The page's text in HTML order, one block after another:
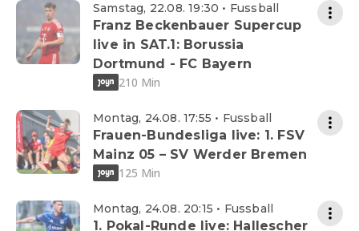
Samstag, 22.08. 19:30 • Fussball
Franz Beckenbauer Supercup
live in SAT.1: Borussia
Dortmund - FC Bayern
210 Min
Montag, 24.08. 17:55 • Fussball
Frauen-Bundesliga live: 1. FSV
Mainz 05 – SV Werder Bremen
125 Min
Montag, 24.08. 20:15 • Fussball
1. Pokal-Runde live: Hallescher